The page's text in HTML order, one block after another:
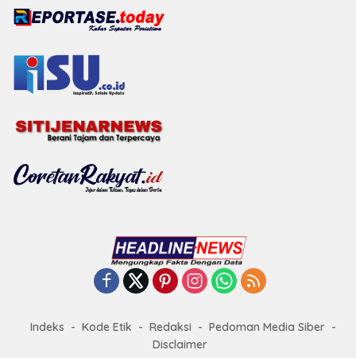
Indeks Kode Etik Redaksi
Pedoman Media Siber
Disclaimer